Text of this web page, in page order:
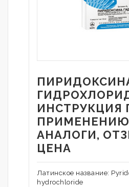
ИНСТРУКЦИЯ
АНАЛОГИ,
ЦЕНА
Латинское название:
hydrochloride